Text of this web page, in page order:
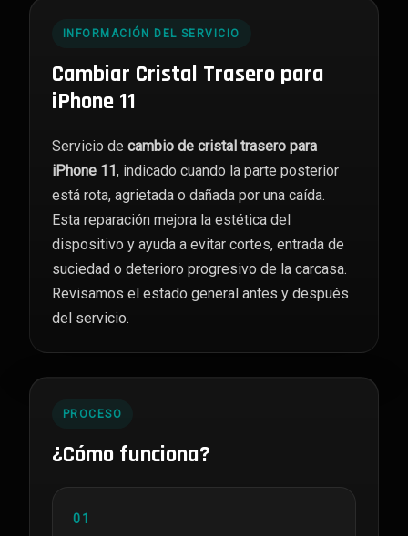
INFORMACIÓN DEL SERVICIO
Cambiar Cristal Trasero para
iPhone 11
Servicio de cambio de cristal trasero para
iPhone 11, indicado cuando la parte posterior
está rota, agrietada o dañada por una caída.
Esta reparación mejora la estética del
dispositivo y ayuda a evitar cortes, entrada de
suciedad o deterioro progresivo de la carcasa.
Revisamos el estado general antes y después
del servicio.
PROCESO
¿Cómo funciona?
01